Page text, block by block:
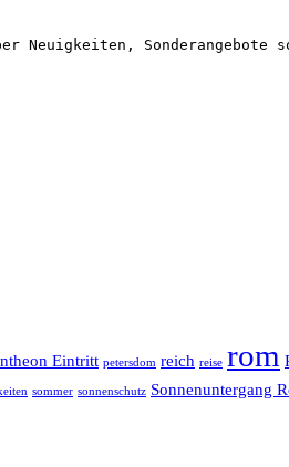
Neuigkeiten,
Eintritt petersdom reich reise rom
sommer sonnenschutz Sonnenuntergang